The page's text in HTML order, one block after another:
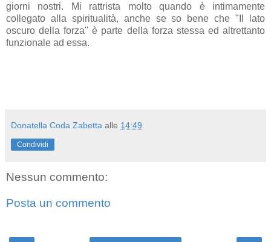
giorni nostri. Mi rattrista molto quando è intimamente
collegato alla spiritualità, anche se so bene che "Il lato
oscuro della forza" è parte della forza stessa ed altrettanto
funzionale ad essa.
Donatella Coda Zabetta alle 14:49
Condividi
Nessun commento:
Posta un commento